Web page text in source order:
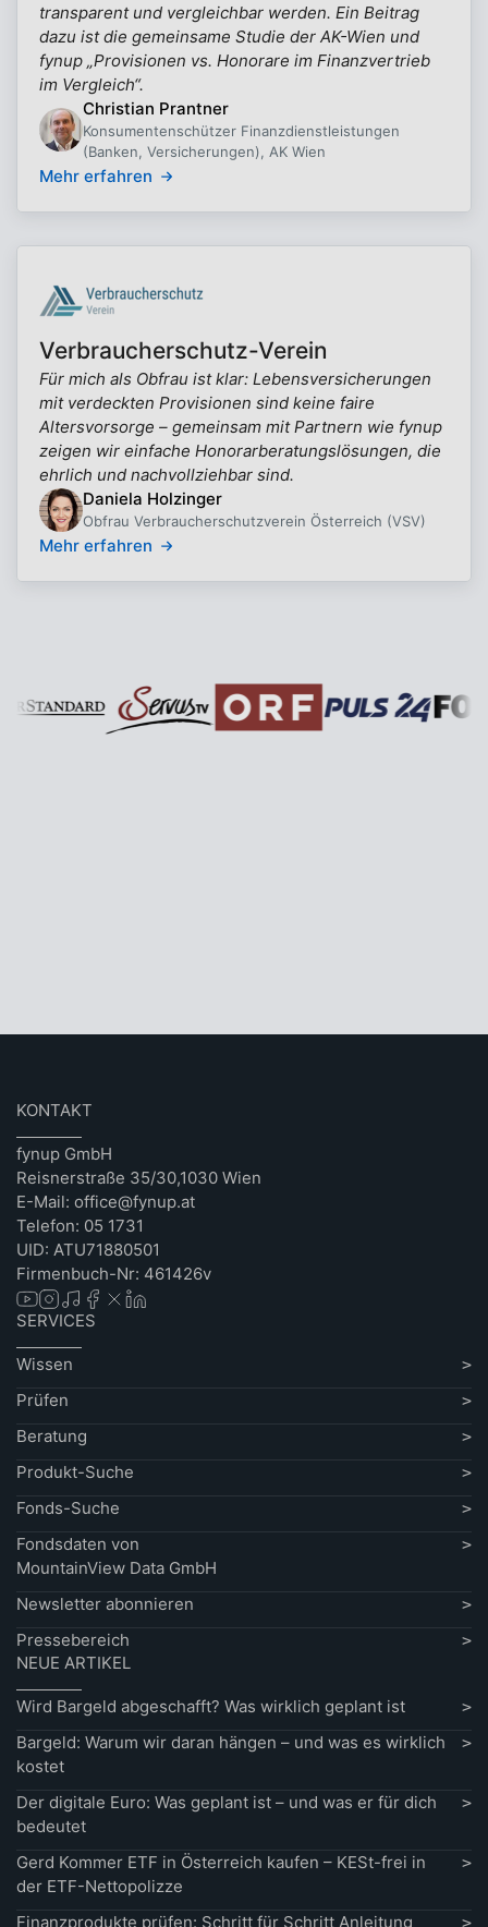
transparent und vergleichbar werden. Ein Beitrag
dazu ist die gemeinsame Studie der AK-Wien und
fynup „Provisionen vs. Honorare im Finanzvertrieb
im Vergleich“.
Christian Prantner
Konsumentenschützer Finanzdienstleistungen
(Banken, Versicherungen), AK Wien
Mehr erfahren
Verbraucherschutz-Verein
Für mich als Obfrau ist klar: Lebensversicherungen
mit verdeckten Provisionen sind keine faire
Altersvorsorge – gemeinsam mit Partnern wie fynup
zeigen wir einfache Honorarberatungslösungen, die
ehrlich und nachvollziehbar sind.
Daniela Holzinger
Obfrau Verbraucherschutzverein Österreich (VSV)
Mehr erfahren
KONTAKT
fynup GmbH
Reisnerstraße 35/30,1030 Wien
E-Mail: office@fynup.at
Telefon: 05 1731
UID: ATU71880501
Firmenbuch-Nr: 461426v
SERVICES
Wissen
Prüfen
Beratung
Produkt-Suche
Fonds-Suche
Fondsdaten von
MountainView Data GmbH
Newsletter abonnieren
Pressebereich
NEUE ARTIKEL
Wird Bargeld abgeschafft? Was wirklich geplant ist
Bargeld: Warum wir daran hängen – und was es wirklich
kostet
Der digitale Euro: Was geplant ist – und was er für dich
bedeutet
Gerd Kommer ETF in Österreich kaufen – KESt-frei in
der ETF-Nettopolizze
Finanzprodukte prüfen: Schritt für Schritt Anleitung